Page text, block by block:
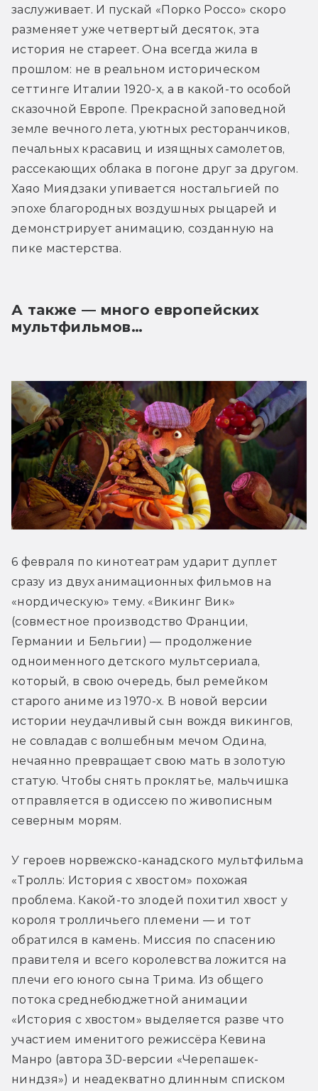
заслуживает. И пускай «Порко Россо» скоро
разменяет уже четвертый десяток, эта
история не стареет. Она всегда жила в
прошлом: не в реальном историческом
сеттинге Италии 1920-х, а в какой-то особой
сказочной Европе. Прекрасной заповедной
земле вечного лета, уютных ресторанчиков,
печальных красавиц и изящных самолетов,
рассекающих облака в погоне друг за другом.
Хаяо Миядзаки упивается ностальгией по
эпохе благородных воздушных рыцарей и
демонстрирует анимацию, созданную на
пике мастерства.
А также — много европейских
мультфильмов…
6 февраля по кинотеатрам ударит дуплет
сразу из двух анимационных фильмов на
«нордическую» тему. «Викинг Вик»
(совместное производство Франции,
Германии и Бельгии) — продолжение
одноименного детского мультсериала,
который, в свою очередь, был ремейком
старого аниме из 1970-х. В новой версии
истории неудачливый сын вождя викингов,
не совладав с волшебным мечом Одина,
нечаянно превращает свою мать в золотую
статую. Чтобы снять проклятье, мальчишка
отправляется в одиссею по живописным
северным морям.
У героев норвежско-канадского мультфильма
«Тролль: История с хвостом» похожая
проблема. Какой-то злодей похитил хвост у
короля тролличьего племени — и тот
обратился в камень. Миссия по спасению
правителя и всего королевства ложится на
плечи его юного сына Трима. Из общего
потока среднебюджетной анимации
«История с хвостом» выделяется разве что
участием именитого режиссёра Кевина
Манро (автора 3D-версии «Черепашек-
ниндзя») и неадекватно длинным списком